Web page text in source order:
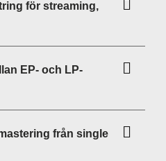
för streaming,
EP- och LP-
från single